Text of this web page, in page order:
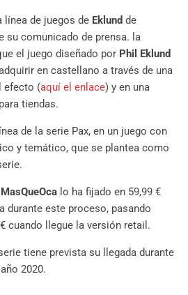
línea de juegos de Eklund de
su comunicado de prensa. la
el juego diseñado por Phil Eklund
en castellano a través de una
efecto (aquí el enlace) y en una
tiendas.
de la serie Pax, en un juego con
y temático, que se plantea como
MasQueOca lo ha fijado en 59,99 €
durante este proceso, pasando
cuando llegue la versión retail.
tiene prevista su llegada durante
2020.